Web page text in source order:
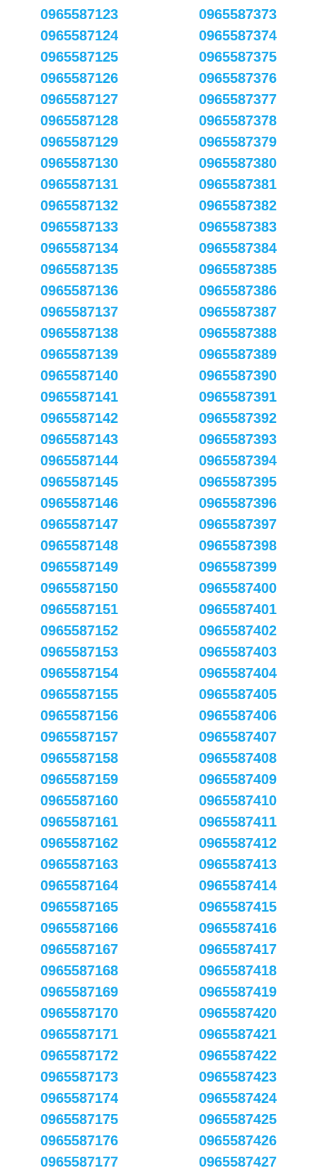
0965587123
0965587124
0965587125
0965587126
0965587127
0965587128
0965587129
0965587130
0965587131
0965587132
0965587133
0965587134
0965587135
0965587136
0965587137
0965587138
0965587139
0965587140
0965587141
0965587142
0965587143
0965587144
0965587145
0965587146
0965587147
0965587148
0965587149
0965587150
0965587151
0965587152
0965587153
0965587154
0965587155
0965587156
0965587157
0965587158
0965587159
0965587160
0965587161
0965587162
0965587163
0965587164
0965587165
0965587166
0965587167
0965587168
0965587169
0965587170
0965587171
0965587172
0965587173
0965587174
0965587175
0965587176
0965587177
0965587373
0965587374
0965587375
0965587376
0965587377
0965587378
0965587379
0965587380
0965587381
0965587382
0965587383
0965587384
0965587385
0965587386
0965587387
0965587388
0965587389
0965587390
0965587391
0965587392
0965587393
0965587394
0965587395
0965587396
0965587397
0965587398
0965587399
0965587400
0965587401
0965587402
0965587403
0965587404
0965587405
0965587406
0965587407
0965587408
0965587409
0965587410
0965587411
0965587412
0965587413
0965587414
0965587415
0965587416
0965587417
0965587418
0965587419
0965587420
0965587421
0965587422
0965587423
0965587424
0965587425
0965587426
0965587427